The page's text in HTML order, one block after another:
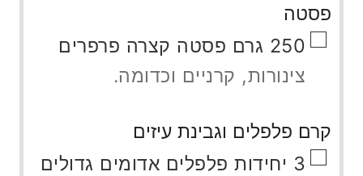
פסטה
▢
250 גרם פסטה קצרה פרפרים
צינורות, קרניים וכדומה.
קרם פלפלים וגבינת עיזים
▢
3 יחידות פלפלים אדומים גדולים